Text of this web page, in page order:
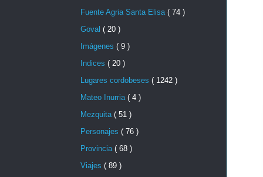
Fuente Agria Santa Elisa ( 74 )
Goval ( 20 )
Imágenes ( 9 )
Indices ( 20 )
Lugares cordobeses ( 1242 )
Mateo Inurria ( 4 )
Mezquita ( 51 )
Personajes ( 76 )
Provincia ( 68 )
Viajes ( 89 )